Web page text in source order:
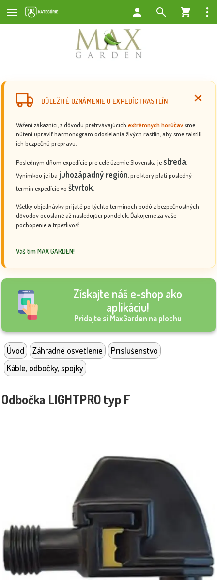
DÔLEŽITÉ OZNÁMENIE O EXPEDÍCII RASTLÍN
Vážení zákazníci, z dôvodu pretrvávajúcich extrémnych horúčav sme
nútení upraviť harmonogram odosielania živých rastlín, aby sme zaistili
ich bezpečnú prepravu.
Posledným dňom expedície pre celé územie Slovenska jestreda
Výnimkou je iba juhozápadný región , pre ktorý platí posledný
termín expedície vo štvrtok
Všetky objednávky prijaté po týchto termínoch budú z bezpečnostných
dôvodov odoslané až nasledujúci pondelok. Ďakujeme za vaše
pochopenie a trpezlivosť.
Váš tím MAX GARDEN!
Získajte náš e-shop ako
aplikáciu!
Pridajte si MaxGarden na plochu
Úvod Záhradné osvetlenie
Príslušenstvo
Káble, odbočky, spojky
Odbočka LIGHTPRO typ F